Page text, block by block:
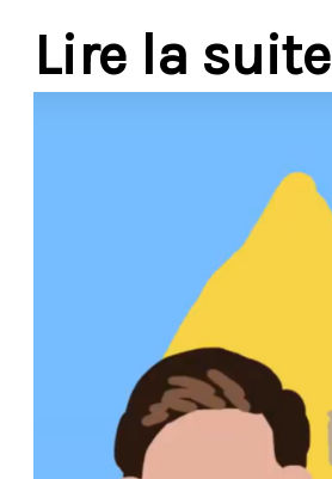
Lire la suite